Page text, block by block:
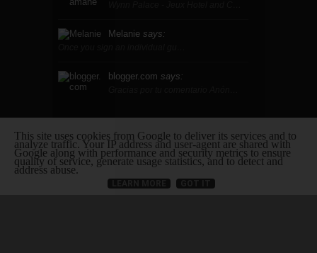
Melanie says:
blogger.com says:
POST ALEATORIOS
Social Share
This site uses cookies from Google to deliver its services and to
analyze traffic. Your IP address and user-agent are shared with
Google along with performance and security metrics to ensure
quality of service, generate usage statistics, and to detect and
address abuse.